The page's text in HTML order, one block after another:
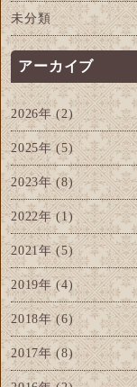
未分類
アーカイブ
2026年(2)
2025年(5)
2023年(8)
2022年(1)
2021年(5)
2019年(4)
2018年(6)
2017年(8)